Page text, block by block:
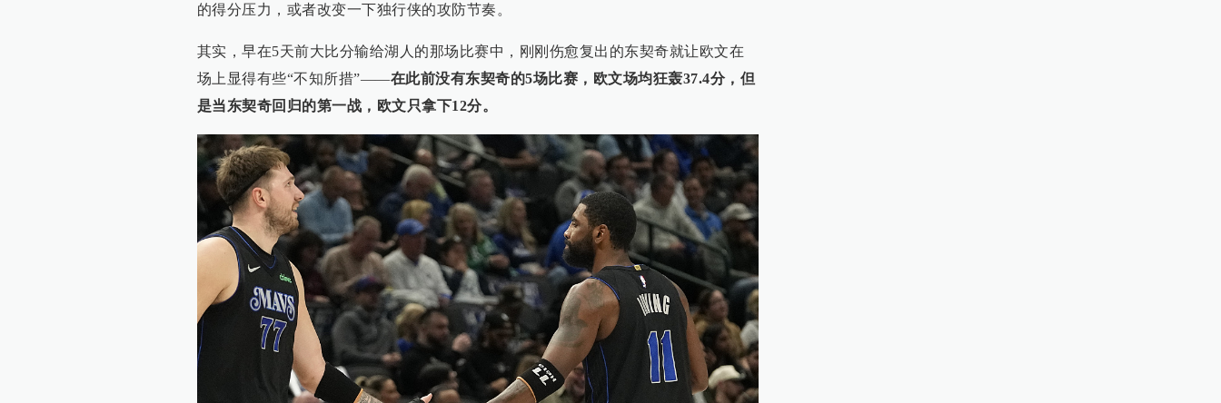
的得分压力，或者改变一下独行侠的攻防节奏。
其实，早在5天前大比分输给湖人的那场比赛中，刚刚伤愈复出的东契奇就让欧文在
场上显得有些“不知所措”——在此前没有东契奇的5场比赛，欧文场均狂轰37.4分，但
是当东契奇回归的第一战，欧文只拿下12分。